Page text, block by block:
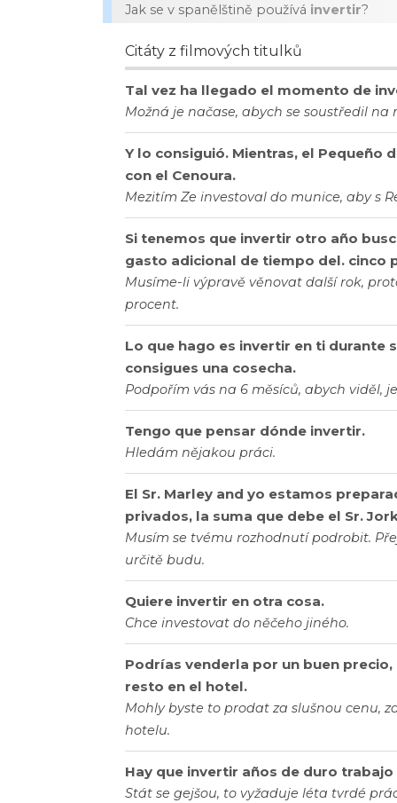
Jak se v spanělštině používá invertir?
Citáty z filmových titulků
Tal vez ha llegado el momento de
Možná je načase, abych se soustředil na
Y lo consiguió. Mientras, el Pequeño
con el Cenoura.
Mezitím Ze investoval do munice, aby s
Si tenemos que invertir otro año
gasto adicional de tiempo del. cinco
Musíme-li výpravě věnovat další rok,
procent.
Lo que hago es invertir en ti durante
consigues una cosecha.
Podpořím vás na 6 měsíců, abych viděl,
Tengo que pensar dónde invertir.
Hledám nějakou práci.
El Sr. Marley and yo estamos
privados, la suma que debe el Sr.
Musím se tvému rozhodnutí podrobit.
určitě budu.
Quiere invertir en otra cosa.
Chce investovat do něčeho jiného.
Podrías venderla por un buen
resto en el hotel.
Mohly byste to prodat za slušnou cenu,
hotelu.
Hay que invertir años de duro
Stát se gejšou, to vyžaduje léta tvrdé